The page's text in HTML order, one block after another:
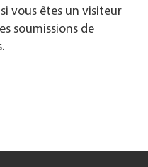
vous êtes un visiteur
soumissions de